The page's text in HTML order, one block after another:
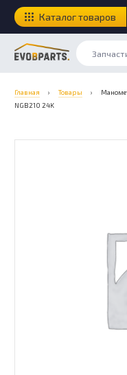
Каталог товаров
Главная › Товары ›
NGB210 24K